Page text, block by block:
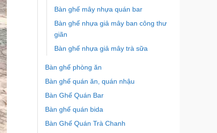
Bàn ghế mây nhựa quán bar
Bàn ghế nhựa giả mây ban công thư
giãn
Bàn ghế nhựa giả mây trà sữa
Bàn ghế phòng ăn
Bàn ghế quán ăn, quán nhậu
Bàn Ghế Quán Bar
Bàn ghế quán bida
Bàn Ghế Quán Trà Chanh